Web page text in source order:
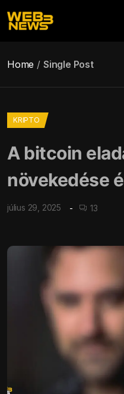
Home Single Post
KRIPTO
A bitcoin
növekedése
július 29, 2025 13